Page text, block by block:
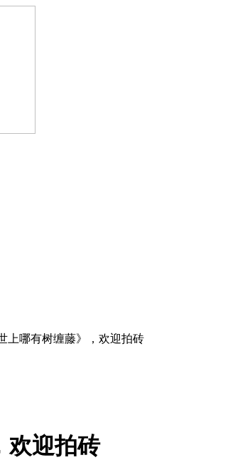
上哪有树缠藤》，欢迎拍砖
欢迎拍砖